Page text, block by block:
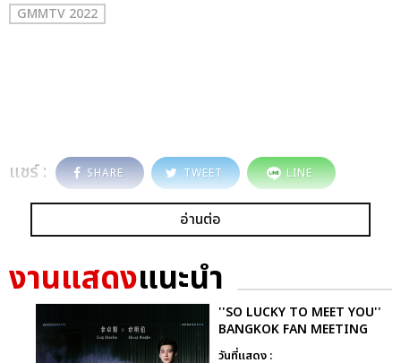
GMMTV 2022
แชร์ : SHARE TWEET LINE
อ่านต่อ
งานแสดงแนะนำ
''SO LUCKY TO MEET YOU''
BANGKOK FAN MEETING
วันที่แสดง :